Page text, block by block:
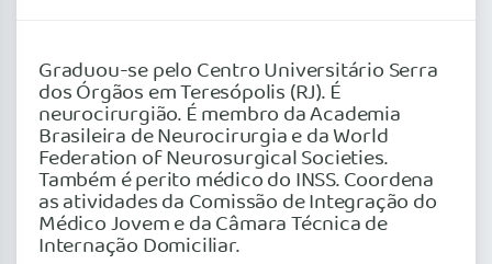
Graduou-se pelo Centro Universitário Serra
dos Órgãos em Teresópolis (RJ). É
neurocirurgião. É membro da Academia
Brasileira de Neurocirurgia e da World
Federation of Neurosurgical Societies.
Também é perito médico do INSS. Coordena
as atividades da Comissão de Integração do
Médico Jovem e da Câmara Técnica de
Internação Domiciliar.